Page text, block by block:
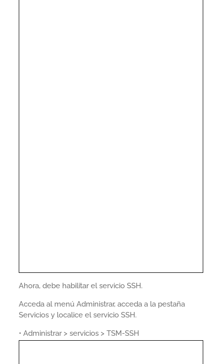
Ahora, debe habilitar el servicio SSH.
Acceda al menú Administrar, acceda a la pestaña
Servicios y localice el servicio SSH.
• Administrar > servicios > TSM-SSH